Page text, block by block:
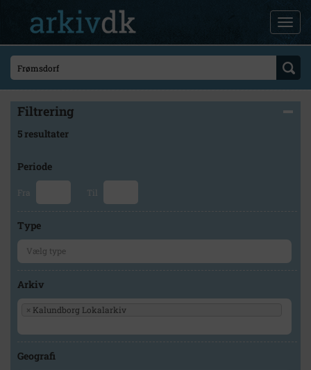
Filtrering
5 resultater
Periode
Fra Til
Type
Arkiv
× Kalundborg Lokalarkiv
Geografi